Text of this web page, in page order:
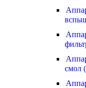
смол